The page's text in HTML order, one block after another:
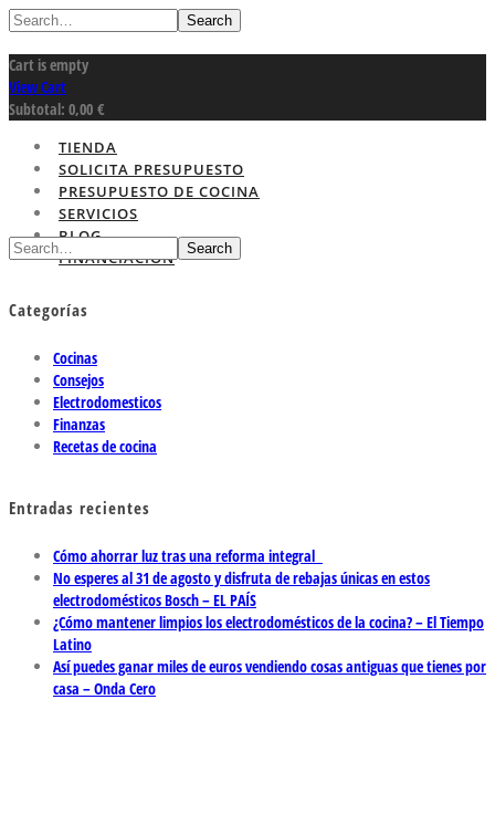
Search
Cart is empty
View Cart
Subtotal: 0,00 €
TIENDA
SOLICITA PRESUPUESTO
PRESUPUESTO DE COCINA
SERVICIOS
BLOG
FINANCIACION
Search
Categorías
Cocinas
Consejos
Electrodomesticos
Finanzas
Recetas de cocina
Entradas recientes
Cómo ahorrar luz tras una reforma integral
No esperes al 31 de agosto y disfruta de rebajas únicas en estos
electrodomésticos Bosch – EL PAÍS
¿Cómo mantener limpios los electrodomésticos de la cocina? – El Tiempo
Latino
Así puedes ganar miles de euros vendiendo cosas antiguas que tienes por
casa – Onda Cero